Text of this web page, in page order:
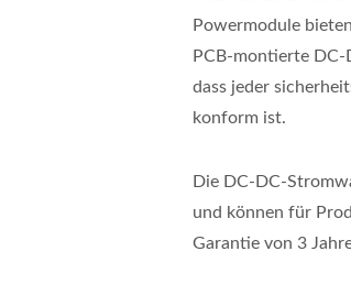
Powermodule
PCB-montierte
dass jeder
konform ist.
Die DC-DC-
und können für
Garantie von 3